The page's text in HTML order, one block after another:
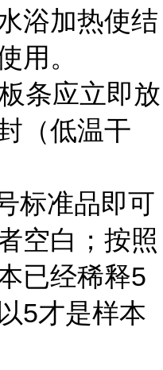
浴加热使结
用。
条应立即放
（低温干
标准品即可
空白；按照
已经稀释5
5才是样本